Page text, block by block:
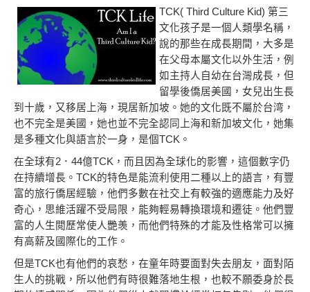
TCK( Third Culture Kid) 第三
文化孩子是一個人類學名稱，
說的那些在成長期間，大多是
在父母本屬文化以外生活，例
如主持人自幼在台灣成長，但
留學後僑居美國，女兒出生長
到十歲，又移居上海，現居新加坡。她的文化既不屬於台湾，
也不完全是美國，她也並不完全認同上海和新加坡文化，她集
是多種文化與語言於一身，是個TCK。
在全球有2．44億TCK，而且因為全球化的影響，這個數字仍
在持續增長。TCK的特色是能流利使用二種以上的語言，有豐
富的旅行僑居經驗，他們多數在社交上有較強的適應能力及好
奇心，思維活躍不受局限，能夠輕易轉換環境和遷徒。他們豐
富的人生閲歷常使人艷羡，而他們特殊的才能及性格常可以擁
有高薪及國際化的工作。
但是TCK也有他們的哀愁，在童年時要面對失去朋友，面對陌
生人的挑戰，所以他們有時很難落地生根，也較不願委身於長